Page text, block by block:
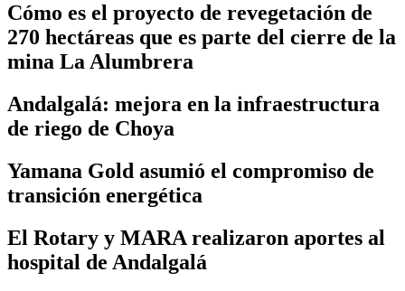
Cómo es el proyecto de revegetación de
270 hectáreas que es parte del cierre de la
mina La Alumbrera
Andalgalá: mejora en la infraestructura
de riego de Choya
Yamana Gold asumió el compromiso de
transición energética
El Rotary y MARA realizaron aportes al
hospital de Andalgalá